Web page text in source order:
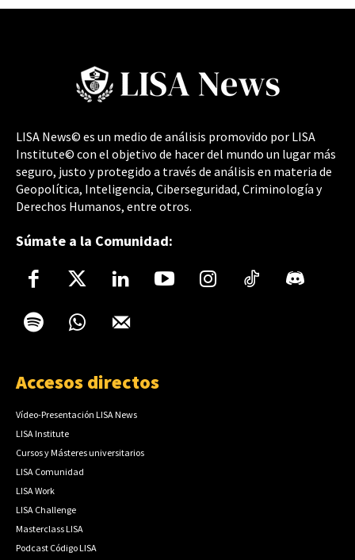
LISA News© es un medio de análisis promovido por LISA
Institute© con el objetivo de hacer del mundo un lugar más
seguro, justo y protegido a través de análisis en materia de
Geopolítica, Inteligencia, Ciberseguridad, Criminología y
Derechos Humanos, entre otros.
Súmate a la Comunidad:
Accesos directos
Vídeo-Presentación LISA News
LISA Institute
Cursos y Másteres universitarios
LISA Comunidad
LISA Work
LISA Challenge
Masterclass LISA
Podcast Código LISA